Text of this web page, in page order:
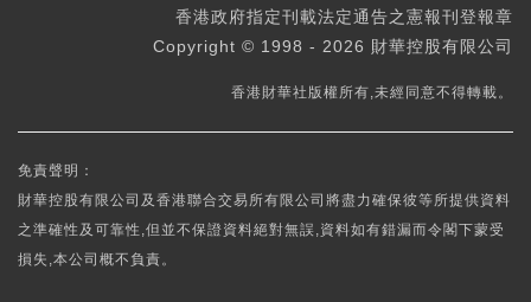
香港政府指定刊載法定通告之憲報刊登報章
Copyright © 1998 - 2026 財華控股有限公司
香港財華社版權所有,未經同意不得轉載。
免責聲明：
財華控股有限公司及香港聯合交易所有限公司將盡力確保彼等所提供資料
之準確性及可靠性,但並不保證資料絕對無誤,資料如有錯漏而令閣下蒙受
損失,本公司概不負責。